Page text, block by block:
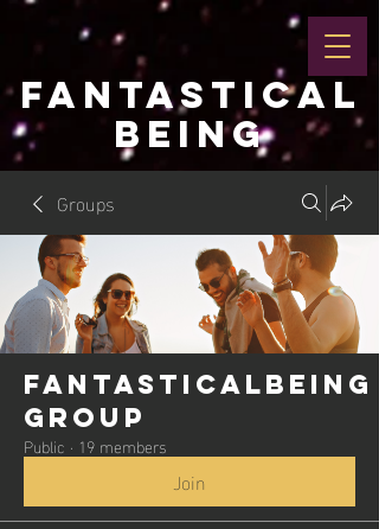
FANTASTICAL
BEING
Groups
Fantasticalbeing
Group
Public · 19 members
Join